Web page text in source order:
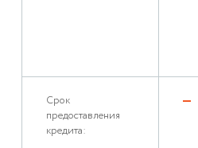
Срок
предоставления
кредита: